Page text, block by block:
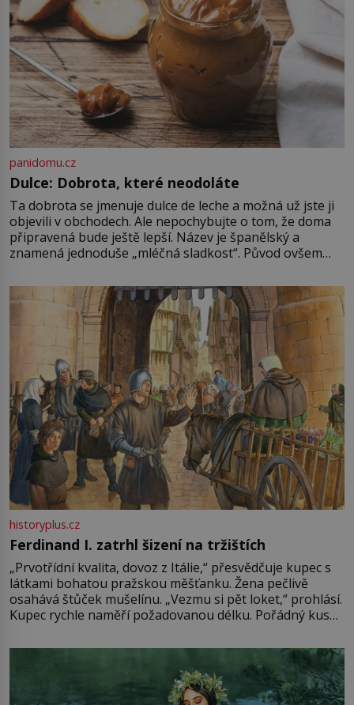
panidomu.cz
Dulce: Dobrota, které neodoláte
Ta dobrota se jmenuje dulce de leche a možná už jste ji
objevili v obchodech. Ale nepochybujte o tom, že doma
připravená bude ještě lepší. Název je španělský a
znamená jednoduše „mléčná sladkost“. Původ ovšem
pře hned několik latinskoamerických zemí a k tomu
Francie, kde se traduje,
historyplus.cz
Ferdinand I. zatrhl šizení na tržištích
„Prvotřídní kvalita, dovoz z Itálie,“ přesvědčuje kupec s
látkami bohatou pražskou měšťanku. Žena pečlivě
osahává štůček mušelínu. „Vezmu si pět loket,“ prohlásí.
Kupec rychle naměří požadovanou délku. Pořádný kus
milostpaní. Stačí jenom na sukni,“ zhodnotí švadlena
množství růžového mušelínu. „Ošidili vás, podívejte.“